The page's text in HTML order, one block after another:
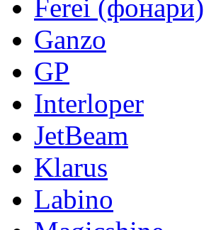
Ferei (фонари)
Ganzo
GP
Interloper
JetBeam
Klarus
Labino